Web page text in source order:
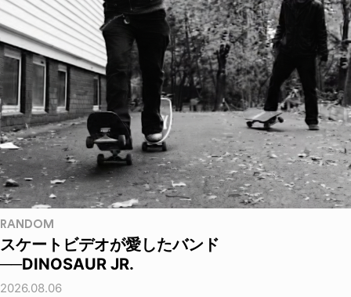
RANDOM
スケートビデオが愛したバンド
──DINOSAUR JR.
2026.08.06